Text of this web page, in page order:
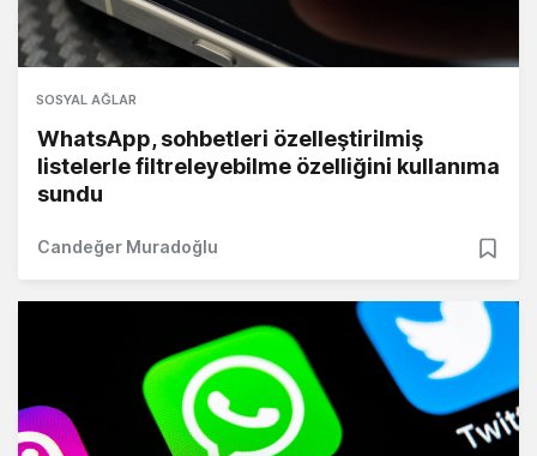
SOSYAL AĞLAR
WhatsApp, sohbetleri özelleştirilmiş
listelerle filtreleyebilme özelliğini kullanıma
sundu
Candeğer Muradoğlu